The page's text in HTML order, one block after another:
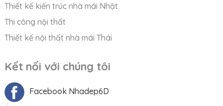
Thiết kế kiến trúc nhà mái Nhật
Thi công nội thất
Thiết kế nội thất nhà mái Thái
Kết nối với chúng tôi
Facebook Nhadep6D